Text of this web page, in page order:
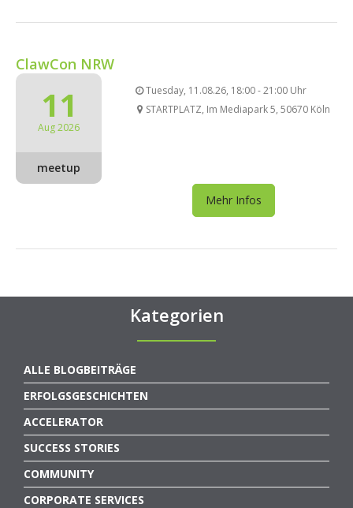
ClawCon NRW
11
Aug 2026
meetup
Tuesday, 11.08.26, 18:00 - 21:00 Uhr
STARTPLATZ, Im Mediapark 5, 50670 Köln
Mehr Infos
Kategorien
ALLE BLOGBEITRÄGE
ERFOLGSGESCHICHTEN
ACCELERATOR
SUCCESS STORIES
COMMUNITY
CORPORATE SERVICES